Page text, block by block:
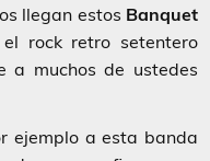
llegan estos Banquet
rock retro setentero
a muchos de ustedes
ejemplo a esta banda